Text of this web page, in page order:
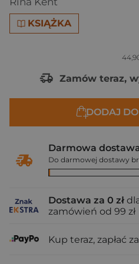
KSIĄŻKA
Zamów teraz,
DODAJ
Darmowa
Do darmowej dostawy
Dostawa za 0 zł
zamówień od 99 zł
Kup teraz, zapłać za